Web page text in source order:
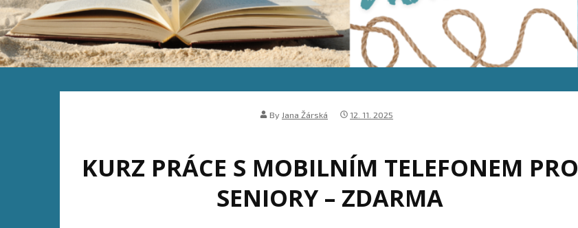
By Jana Žárská 12. 11. 2025
KURZ PRÁCE S MOBILNÍM TELEFONEM PRO
SENIORY – ZDARMA